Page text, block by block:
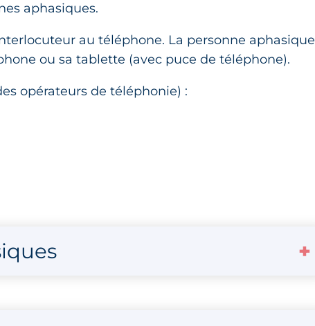
aphasiques.
au téléphone. La personne aphasique
ou sa tablette (avec puce de téléphone).
opérateurs de téléphonie) :